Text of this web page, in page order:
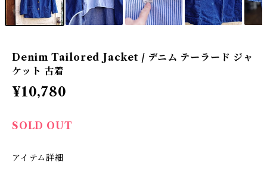
Denim Tailored Jacket / デニム テーラード ジャ
ケット 古着
¥10,780
SOLD OUT
アイテム詳細